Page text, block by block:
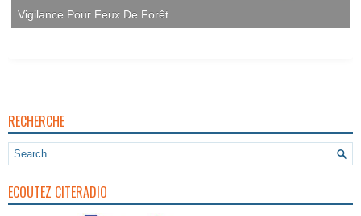
RECHERCHE
ECOUTEZ CITERADIO